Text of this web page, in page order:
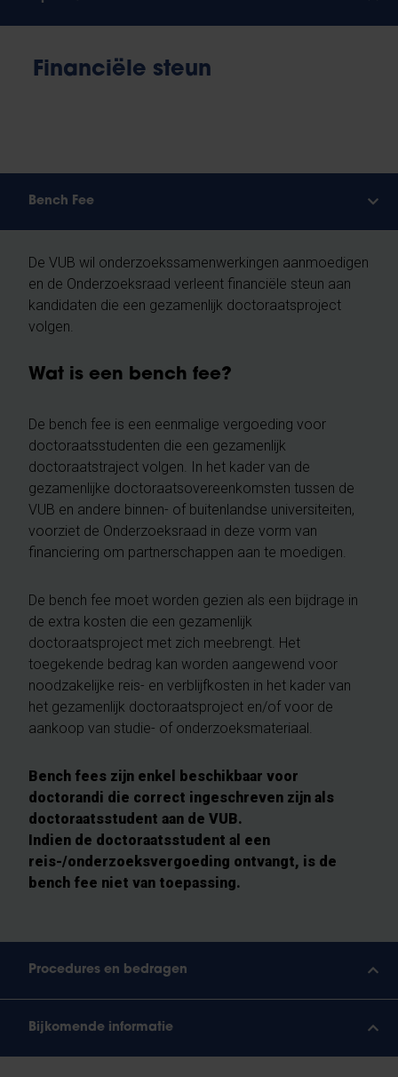
Financiële steun
Bench Fee
De VUB wil onderzoekssamenwerkingen aanmoedigen
en de Onderzoeksraad verleent financiële steun aan
kandidaten die een gezamenlijk doctoraatsproject
volgen.
Wat is een bench fee?
De bench fee is een eenmalige vergoeding voor
doctoraatsstudenten die een gezamenlijk
doctoraatstraject volgen. In het kader van de
gezamenlijke doctoraatsovereenkomsten tussen de
VUB en andere binnen- of buitenlandse universiteiten,
voorziet de Onderzoeksraad in deze vorm van
financiering om partnerschappen aan te moedigen.
De bench fee moet worden gezien als een bijdrage in
de extra kosten die een gezamenlijk
doctoraatsproject met zich meebrengt. Het
toegekende bedrag kan worden aangewend voor
noodzakelijke reis- en verblijfkosten in het kader van
het gezamenlijk doctoraatsproject en/of voor de
aankoop van studie- of onderzoeksmateriaal.
Bench fees zijn enkel beschikbaar voor
doctorandi die correct ingeschreven zijn als
doctoraatsstudent aan de VUB.
Indien de doctoraatsstudent al een
reis-/onderzoeksvergoeding ontvangt, is de
bench fee niet van toepassing.
Procedures en bedragen
Bijkomende informatie